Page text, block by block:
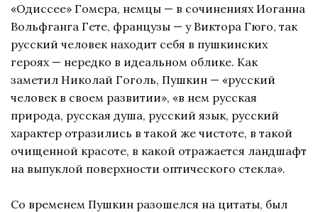
«Одиссее» Гомера, немцы — в сочинениях Иоганна
Вольфганга Гете, французы — у Виктора Гюго, так
русский человек находит себя в пушкинских
героях — нередко в идеальном облике. Как
заметил Николай Гоголь, Пушкин — «русский
человек в своем развитии», «в нем русская
природа, русская душа, русский язык, русский
характер отразились в такой же чистоте, в такой
очищенной красоте, в какой отражается ландшафт
на выпуклой поверхности оптического стекла».
Со временем Пушкин разошелся на цитаты, был